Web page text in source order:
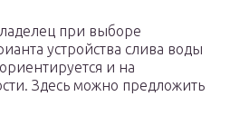
при выборе
устройства слива воды
и на
Здесь можно предложить